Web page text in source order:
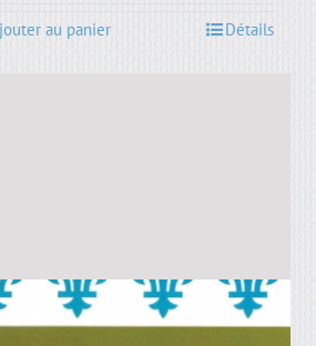
au panier Détails